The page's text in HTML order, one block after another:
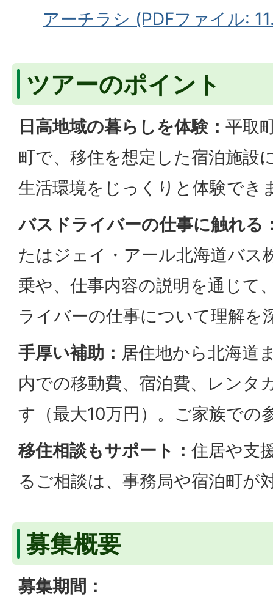
アーチラシ (PDFファイル:
ツアーのポイント
日高地域の暮らしを体験： 平取
町で、移住を想定した宿泊施設
生活環境をじっくりと体験でき
バスドライバーの仕事に触れる
たはジェイ・アール北海道バス
乗や、仕事内容の説明を通じて
ライバーの仕事について理解を
手厚い補助： 居住地から北海道
内での移動費、宿泊費、レンタ
す（最大10万円）。ご家族での
移住相談もサポート： 住居や支
るご相談は、事務局や宿泊町が
募集概要
募集期間：